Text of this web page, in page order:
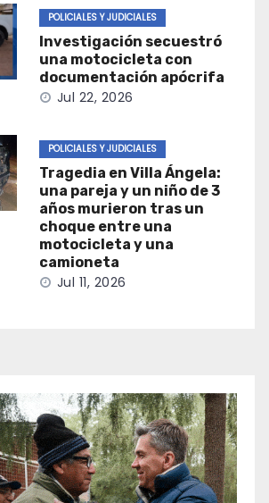
POLICIALES Y JUDICIALES
Investigación secuestró
una motocicleta con
documentación apócrifa
Jul 22, 2026
POLICIALES Y JUDICIALES
Tragedia en Villa Ángela:
una pareja y un niño de 3
años murieron tras un
choque entre una
motocicleta y una
camioneta
Jul 11, 2026